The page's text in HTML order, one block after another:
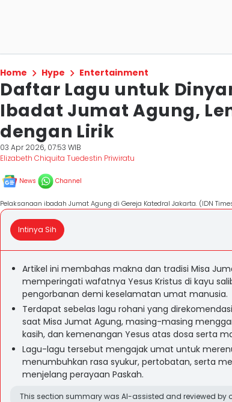
Home Hype Entertainment
Daftar Lagu untuk
Ibadat Jumat Agung,
dengan Lirik
03 Apr 2026, 07:53 WIB
Elizabeth Chiquita Tuedestin Priwiratu
News Channel
Pelaksanaan ibadah Jumat Agung di Gereja Katedral Jakarta. (IDN
Intinya Sih
Artikel ini membahas makna dan tradisi Misa
memperingati wafatnya Yesus Kristus di kayu
pengorbanan demi keselamatan umat manusia.
Terdapat sebelas lagu rohani yang
saat Misa Jumat Agung, masing-masing
kasih, dan kemenangan Yesus atas dosa serta
Lagu-lagu tersebut mengajak umat untuk
menumbuhkan rasa syukur, pertobatan, serta
menjelang perayaan Paskah.
This section summary was AI-assisted and reviewed by